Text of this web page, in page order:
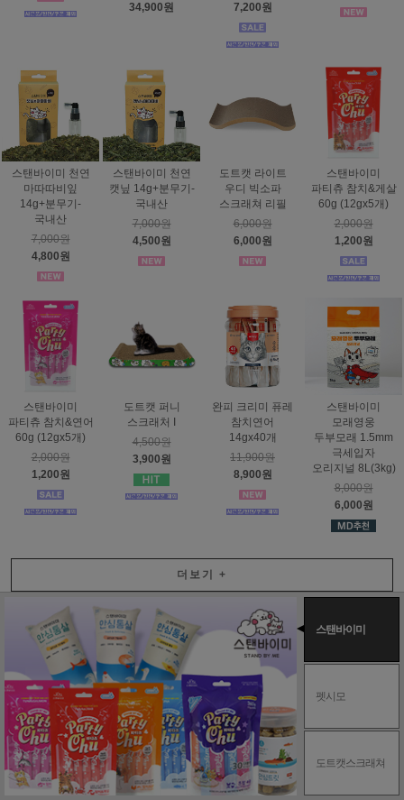
34,900원
7,200원
스탠바이미 천연
마따따비잎
14g+분무기-
국내산
7,000원
4,800원
스탠바이미 천연
캣닢 14g+분무기-
국내산
7,000원
4,500원
도트캣 라이트
우디 빅소파
스크래쳐 리필
6,000원
6,000원
스탠바이미
파티츄 참치&게살
60g (12gx5개)
2,000원
1,200원
스탠바이미
파티츄 참치&연어
60g (12gx5개)
2,000원
1,200원
도트캣 퍼니
스크래처 I
4,500원
3,900원
완피 크리미 퓨레
참치연어
14gx40개
11,900원
8,900원
스탠바이미
모래영웅
두부모래 1.5mm
극세입자
오리지널 8L(3kg)
8,000원
6,000원
더보기 +
스탠바이미
펫시모
도트캣스크래쳐